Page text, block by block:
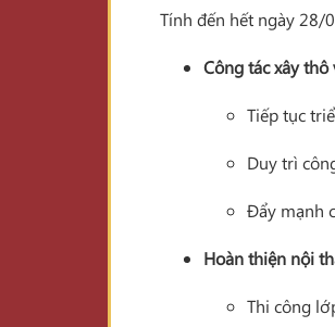
Tính đến hết ngày 28/
Công tác xây thô
Tiếp tục
Duy trì
Đẩy mạnh
Hoàn thiện nội
Thi công